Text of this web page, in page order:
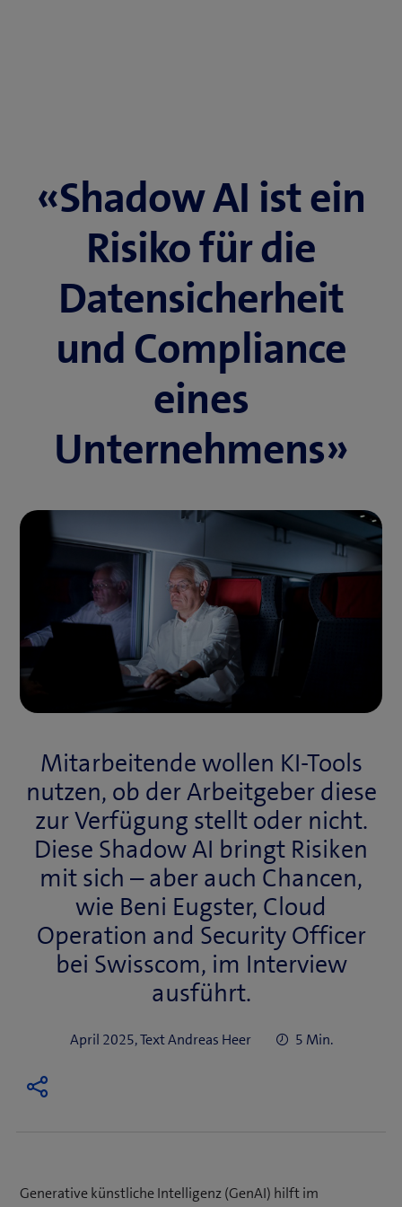
«Shadow AI ist ein
Risiko für die
Datensicherheit
und Compliance
eines
Unternehmens»
Mitarbeitende wollen KI-Tools
nutzen, ob der Arbeitgeber diese
zur Verfügung stellt oder nicht.
Diese Shadow AI bringt Risiken
mit sich – aber auch Chancen,
wie Beni Eugster, Cloud
Operation and Security Officer
bei Swisscom, im Interview
ausführt.
April 2025, Text Andreas Heer 5 Min.
Generative künstliche Intelligenz (GenAI) hilft im